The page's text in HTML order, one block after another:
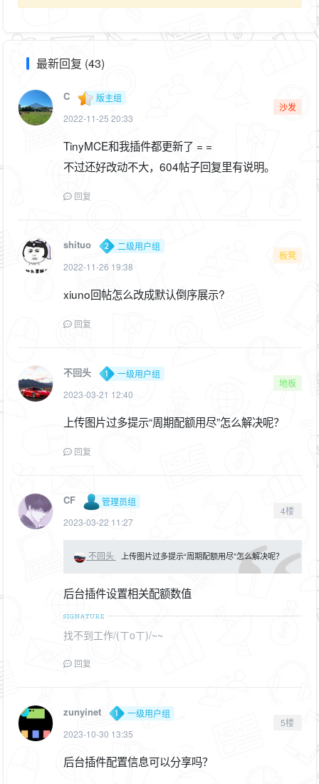
最新回复 (43)
C
版主组
2022-11-25 20:33
沙发
TinyMCE和我插件都更新了 = =
不过还好改动不大，604帖子回复里有说明。
回复
shituo
二级用户组
2022-11-26 19:38
板凳
xiuno回帖怎么改成默认倒序展示?
回复
不回头
一级用户组
2023-03-21 12:40
地板
上传图片过多提示“周期配额用尽”怎么解决呢？
回复
CF
管理员组
2023-03-22 11:27
4楼
不回头 上传图片过多提示“周期配额用尽”怎么解决呢？
后台插件设置相关配额数值
找不到工作/(ㄒoㄒ)/~~
回复
zunyinet
一级用户组
2023-10-30 13:35
5楼
后台插件配置信息可以分享吗？